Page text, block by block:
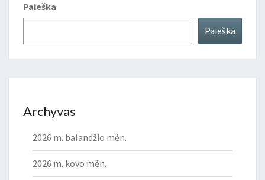
Paieška
Paieška
Archyvas
2026 m. balandžio mėn.
2026 m. kovo mėn.